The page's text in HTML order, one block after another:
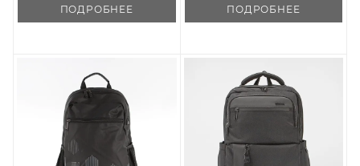
ПОДРОБНЕЕ ПОДРОБНЕЕ